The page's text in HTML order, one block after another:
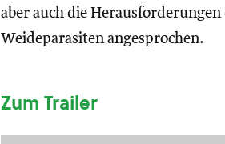
aber auch die
Weideparasiten angesprochen.
Zum Trailer